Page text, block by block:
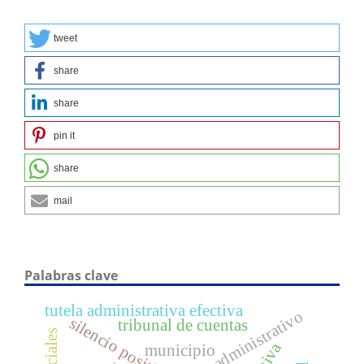
tweet
share
share
pin it
share
mail
Palabras clave
municipio
tribunal de cuentas
tutela administrativa efectiva